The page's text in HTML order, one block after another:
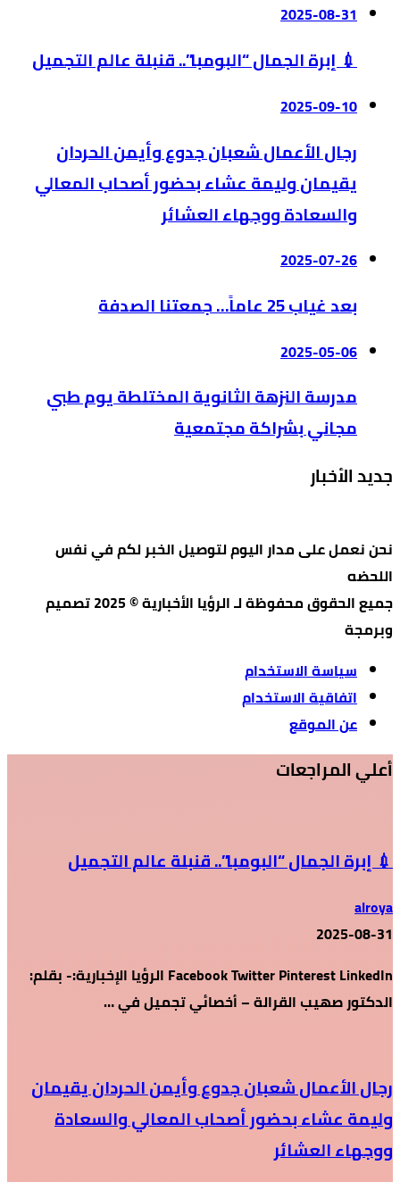
2025-08-31
💉 إبرة الجمال “البومبا”.. قنبلة عالم التجميل
2025-09-10
رجال الأعمال شعبان جدوع وأيمن الحردان
يقيمان وليمة عشاء بحضور أصحاب المعالي
والسعادة ووجهاء العشائر
2025-07-26
بعد غياب 25 عاماً… جمعتنا الصدفة
2025-05-06
مدرسة النزهة الثانوية المختلطة يوم طبي
مجاني بشراكة مجتمعية
جديد الأخبار
نحن نعمل على مدار اليوم لتوصيل الخبر لكم في نفس
اللحضه
جميع الحقوق محفوظة لـ الرؤيا الأخبارية © 2025 تصميم
وبرمجة
سياسة الاستخدام
اتفاقية الاستخدام
عن الموقع
أعلي المراجعات
💉 إبرة الجمال “البومبا”.. قنبلة عالم التجميل
alroya
2025-08-31
Facebook Twitter Pinterest LinkedIn الرؤيا الإخبارية:- بقلم:
الدكتور صهيب القرالة – أخصائي تجميل في …
رجال الأعمال شعبان جدوع وأيمن الحردان يقيمان
وليمة عشاء بحضور أصحاب المعالي والسعادة
ووجهاء العشائر